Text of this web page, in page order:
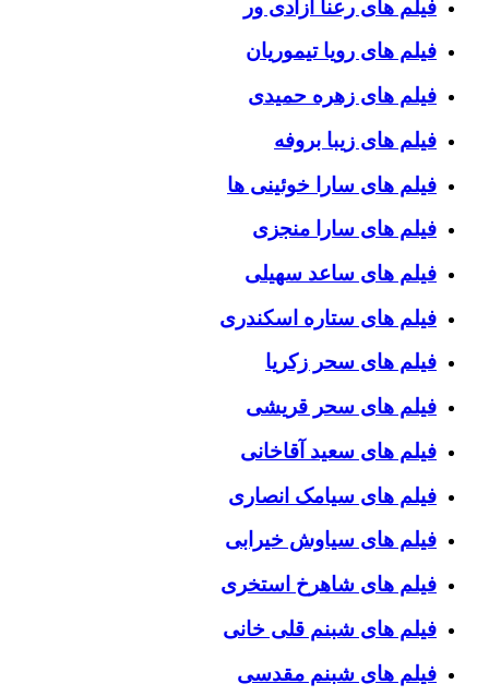
فیلم های رعنا آزادی ور
فیلم های رویا تیموریان
فیلم های زهره حمیدی
فیلم های زیبا بروفه
فیلم های سارا خوئینی ها
فیلم های سارا منجزی
فیلم های ساعد سهیلی
فیلم های ستاره اسکندری
فیلم های سحر زکریا
فیلم های سحر قریشی
فیلم های سعید آقاخانی
فیلم های سیامک انصاری
فیلم های سیاوش خیرابی
فیلم های شاهرخ استخری
فیلم های شبنم قلی خانی
فیلم های شبنم مقدسی